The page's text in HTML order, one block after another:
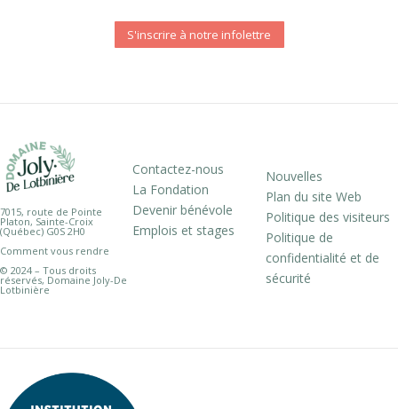
S'inscrire à notre infolettre
7015, route de Pointe
Platon, Sainte-Croix
(Québec) G0S 2H0
Comment vous rendre
© 2024 – Tous droits
réservés, Domaine Joly-De
Lotbinière
Contactez-nous
La Fondation
Devenir bénévole
Emplois et stages
Nouvelles
Plan du site Web
Politique des visiteurs
Politique de
confidentialité et de
sécurité